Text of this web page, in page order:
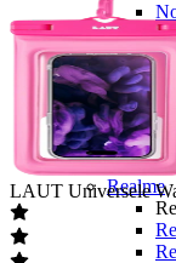
Fairphone
Realme
LAUT Universele